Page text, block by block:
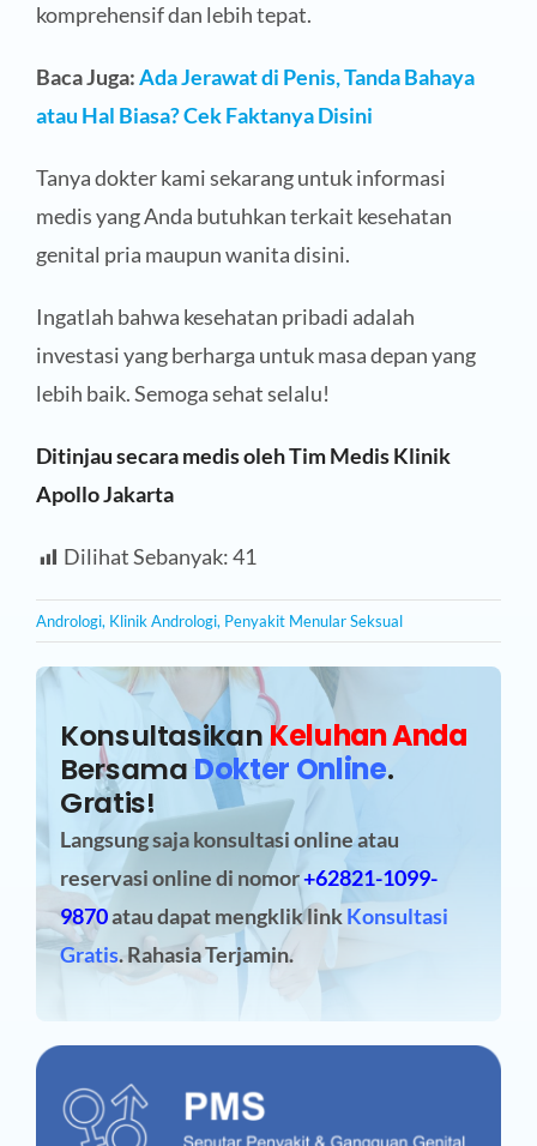
komprehensif dan lebih tepat.
Baca Juga:Ada Jerawat di Penis, Tanda Bahaya
atau Hal Biasa? Cek Faktanya Disini
Tanya dokter kami sekarang untuk informasi
medis yang Anda butuhkan terkait kesehatan
genital pria maupun wanita disini.
Ingatlah bahwa kesehatan pribadi adalah
investasi yang berharga untuk masa depan yang
lebih baik. Semoga sehat selalu!
Ditinjau secara medis oleh Tim Medis Klinik
Apollo Jakarta
Dilihat Sebanyak:41
Andrologi, Klinik Andrologi, Penyakit Menular Seksual
Konsultasikan Keluhan Anda
BersamaDokter Online.
Gratis!
Langsung saja konsultasi online atau
reservasi onlinedi nomor+62821-1099-
9870atau dapat mengklik linkKonsultasi
Gratis. Rahasia Terjamin.